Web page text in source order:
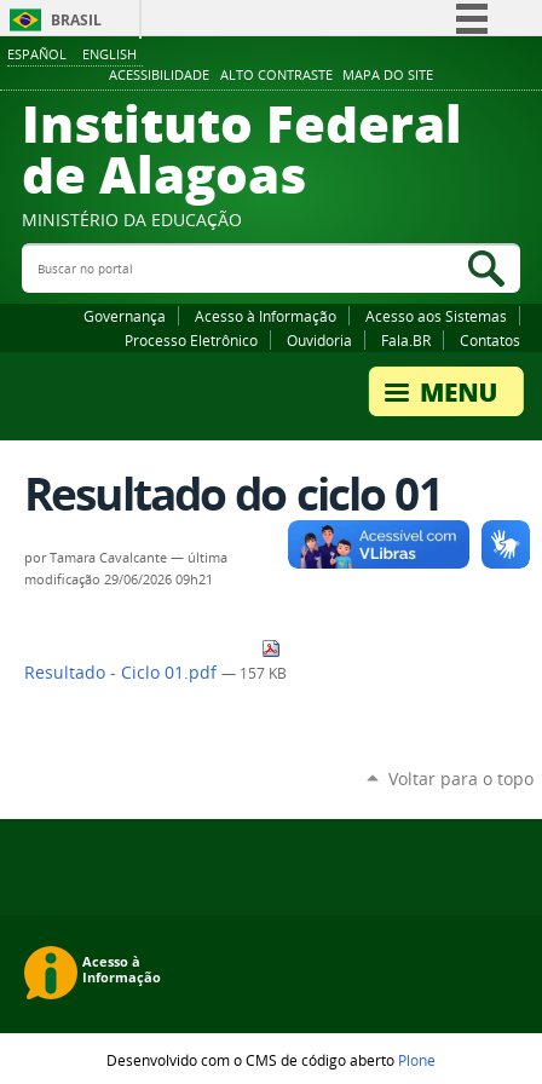
ESPAÑOL ENGLISH
ACESSIBILIDADE ALTO CONTRASTE MAPA DO SITE
BRASIL
Comunica BR
Participe
Canais
Instituto Federal
de Alagoas
MINISTÉRIO DA EDUCAÇÃO
Buscar no portal
Governança Acesso à Informação
Acesso aos Sistemas
Processo Eletrônico
Ouvidoria Fala.BR Contatos
Resultado do ciclo 01
porTamara Cavalcante — última
modificação 29/06/2026 09h21
Resultado - Ciclo 01.pdf — 157 KB
Voltar para o topo
Desenvolvido com o CMS de código aberto Plone